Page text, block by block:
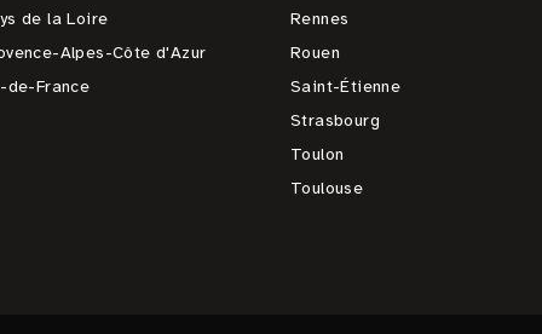
de la Loire
Alpes-Côte d'Azur
de-France
Rennes
Rouen
Saint-Étienne
Strasbourg
Toulon
Toulouse